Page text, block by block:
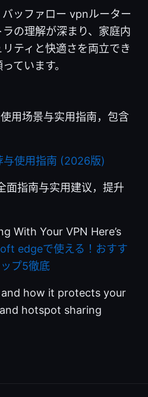
ッファロー vpnルーター
の理解が深まり、家庭内
ティと快適さを両立でき
ています。
用场景与实用指南，包含
与使用指南 (2026版)
面指南与实用建议，提升
With Your VPN Here’s
edgeで使える！おすす
プ5徹底
how it protects your
hotspot sharing